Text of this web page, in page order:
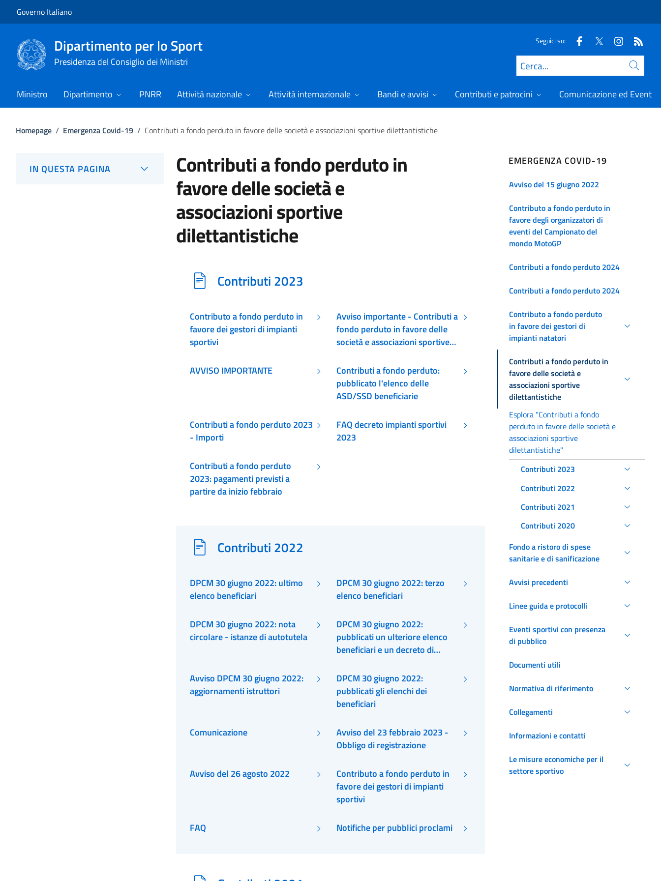
Governo Italiano
Dipartimento per lo Sport
Presidenza del Consiglio dei Ministri
Seguici su:
Cerca
Ministro Dipartimento PNRR Attività nazionale Attività internazionale Bandi e avvisi Contributi e patrocini Comunicazione ed Eventi
Homepage / Emergenza Covid-19 / Contributi a fondo perduto in favore delle società e associazioni sportive dilettantistiche
IN QUESTA PAGINA Contributi a fondo perduto in
favore delle società e
associazioni sportive
dilettantistiche
Contributi 2023
Contributo a fondo perduto in
favore dei gestori di impianti
sportivi
Avviso importante - Contributi a
fondo perduto in favore delle
società e associazioni sportive
AVVISO IMPORTANTE
Contributi a fondo perduto:
pubblicato l'elenco delle
ASD/SSD beneficiarie
Contributi a fondo perduto 2023
- Importi
FAQ decreto impianti sportivi
2023
Contributi a fondo perduto
2023: pagamenti previsti a
partire da inizio febbraio
Contributi 2022
DPCM 30 giugno 2022: ultimo
elenco beneficiari
DPCM 30 giugno 2022: terzo
elenco beneficiari
DPCM 30 giugno 2022: nota
circolare - istanze di autotutela
DPCM 30 giugno 2022:
pubblicati un ulteriore elenco
beneficiari e un decreto di
Avviso DPCM 30 giugno 2022:
aggiornamenti istruttori
DPCM 30 giugno 2022:
pubblicati gli elenchi dei
beneficiari
Comunicazione
Avviso del 23 febbraio 2023 -
Obbligo di registrazione
Avviso del 26 agosto 2022
Contributo a fondo perduto in
favore dei gestori di impianti
sportivi
FAQ Notifiche per pubblici proclami
EMERGENZA COVID-19
Avviso del 15 giugno 2022
Contributo a fondo perduto in
favore degli organizzatori di
eventi del Campionato del
mondo MotoGP
Contributi a fondo perduto 2024
Contributi a fondo perduto 2024
Contributo a fondo perduto
in favore dei gestori di
impianti natatori
Contributi a fondo perduto in
favore delle società e
associazioni sportive
dilettantistiche
Esplora "Contributi a fondo
perduto in favore delle società e
associazioni sportive
dilettantistiche"
Contributi 2023
Contributi 2022
Contributi 2021
Contributi 2020
Fondo a ristoro di spese
sanitarie e di sanificazione
Avvisi precedenti
Linee guida e protocolli
Eventi sportivi con presenza
di pubblico
Documenti utili
Normativa di riferimento
Collegamenti
Informazioni e contatti
Le misure economiche per il
settore sportivo